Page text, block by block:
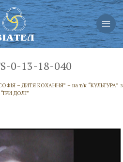
0-13-18-040
– ДИТЯ КОХАННЯ” – на т/к “КУЛЬТУРА” з
“ГРИ ДОЛІ”